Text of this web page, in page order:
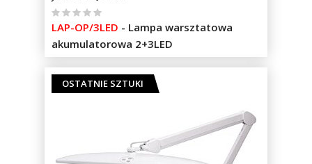
%
of
100
LAP-OP/3LED - Lampa warsztatowa
akumulatorowa 2+3LED
OSTATNIE SZTUKI